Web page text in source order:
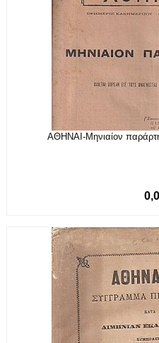
ΑΘΗΝΑΙ-Μηνιαίον